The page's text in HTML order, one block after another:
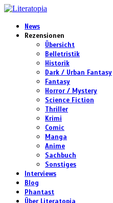
News
Rezensionen
Übersicht
Belletristik
Historik
Dark / Urban Fantasy
Fantasy
Horror / Mystery
Science Fiction
Thriller
Krimi
Comic
Manga
Anime
Sachbuch
Sonstiges
Interviews
Blog
Phantast